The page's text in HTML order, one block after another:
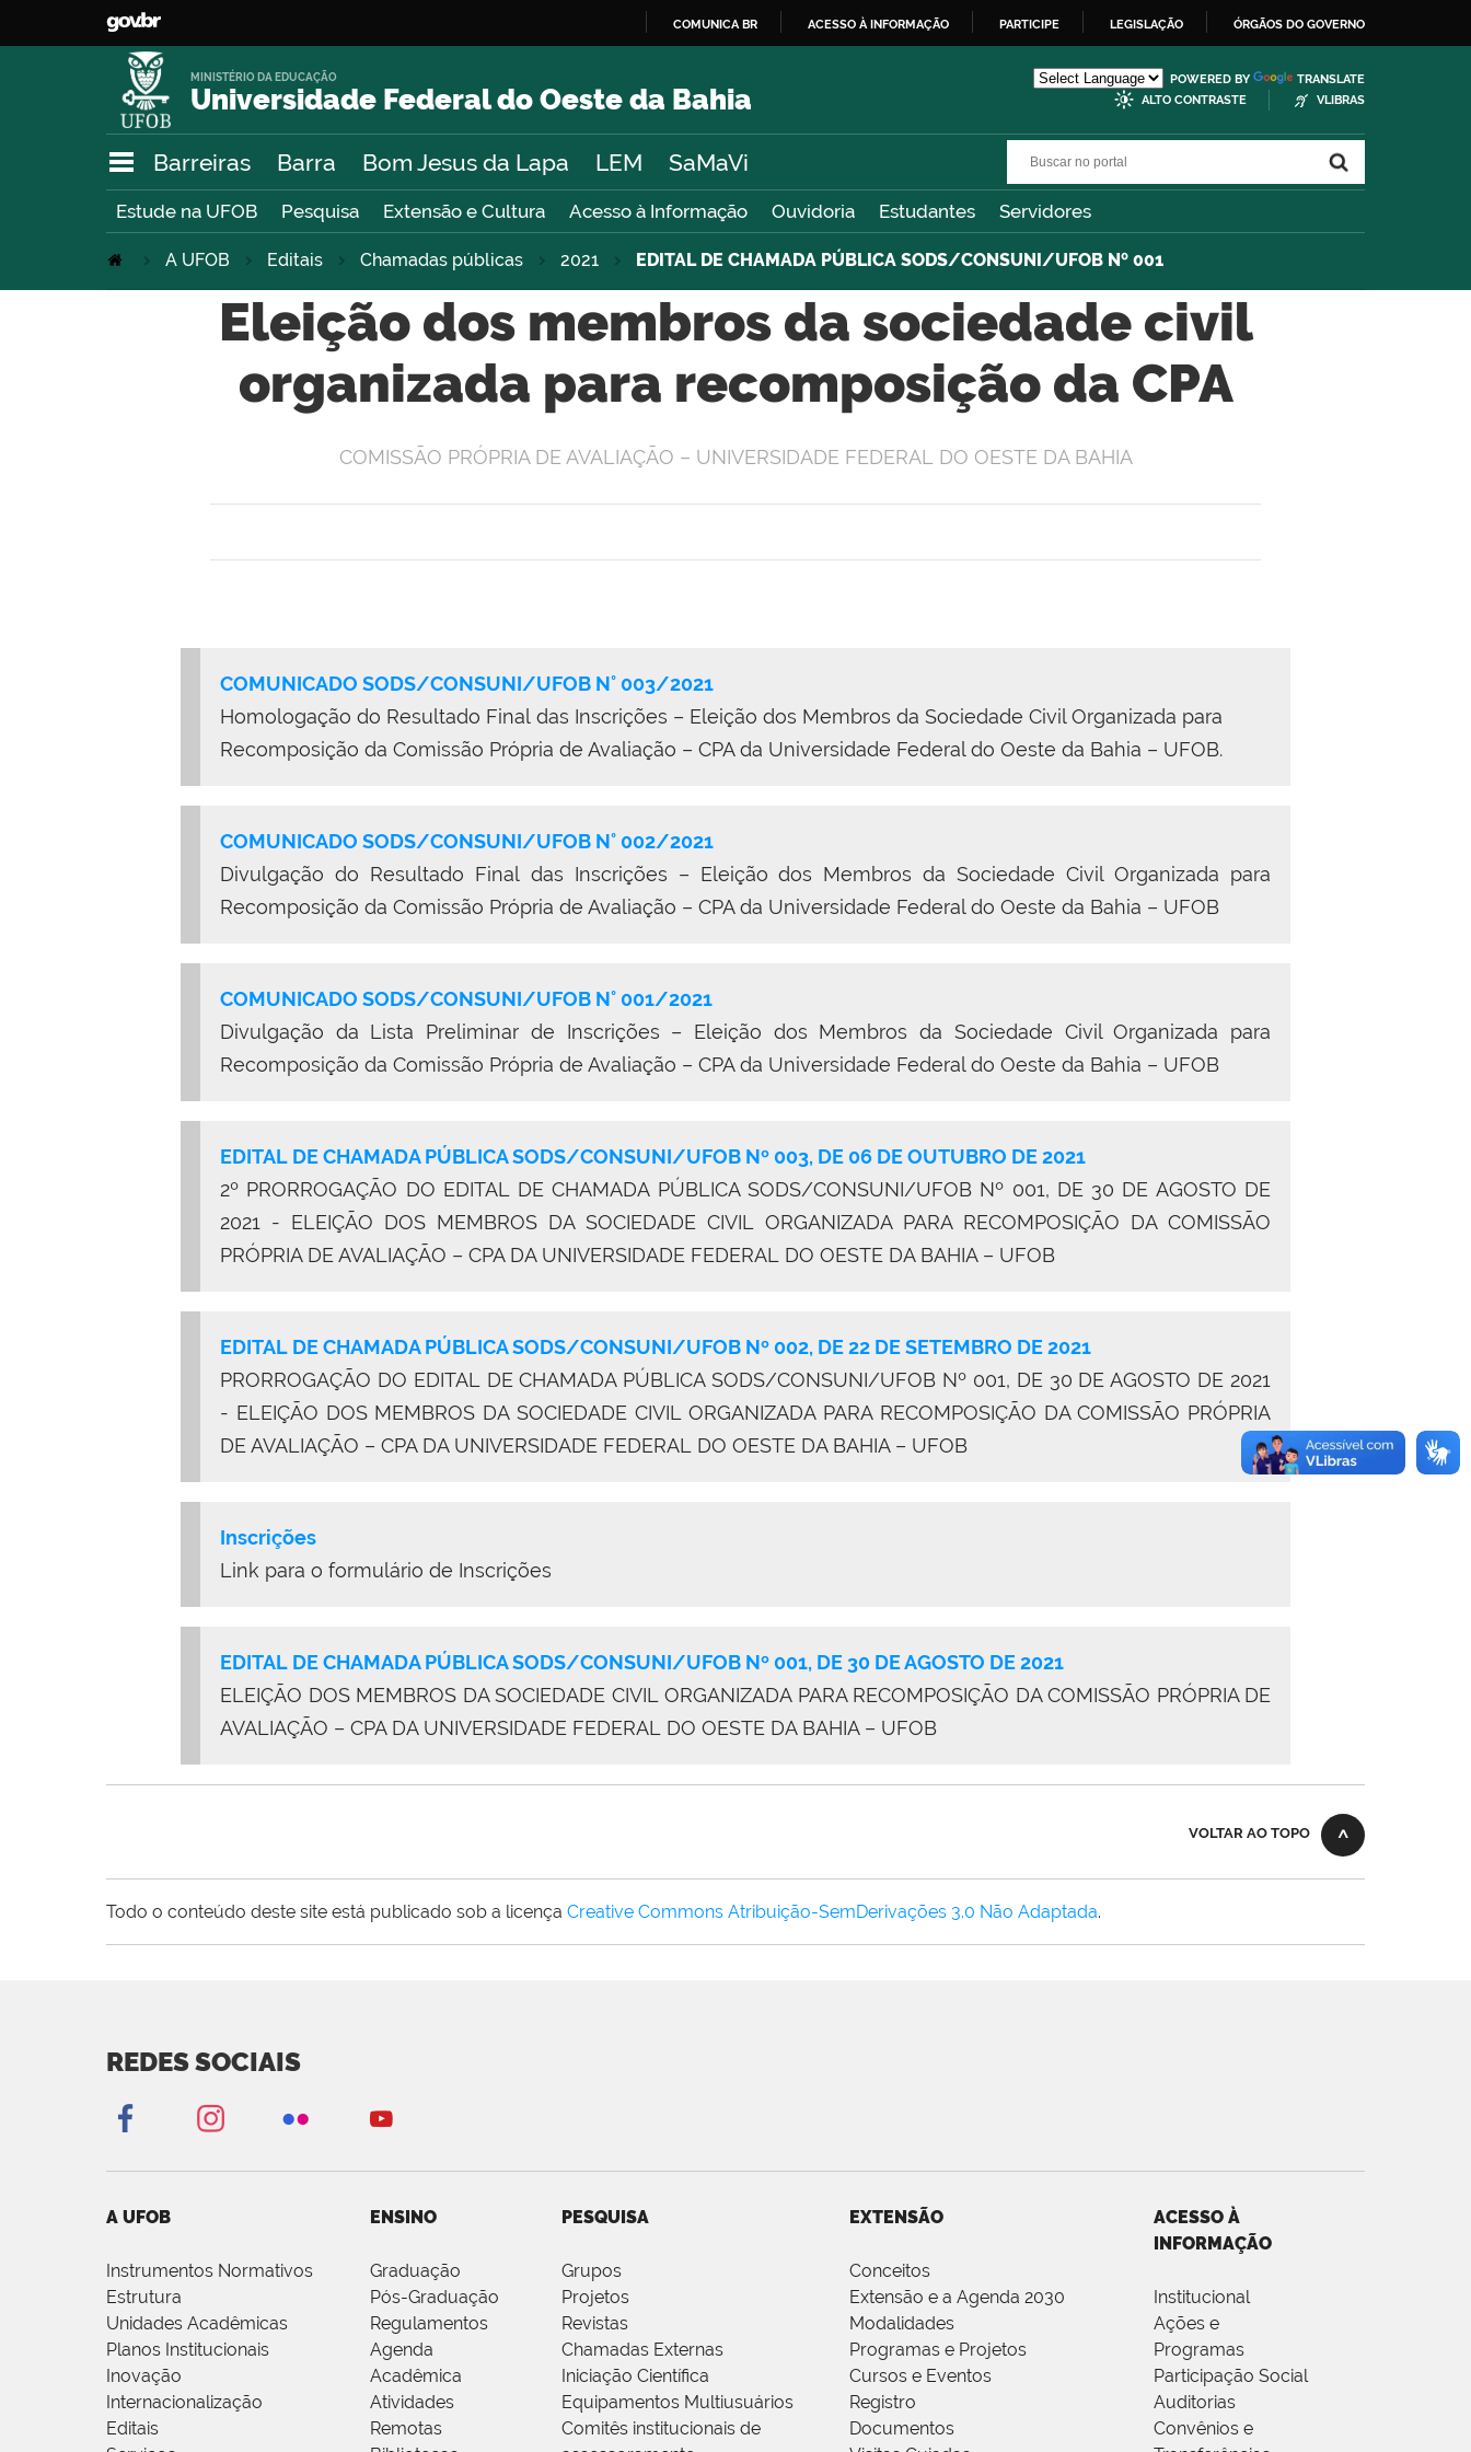
O
COMUNICA BR ACESSO À INFORMAÇÃO PARTICIPE LEGISLAÇÃO ÓRGÃOS DO GOVERNO
Universidade Federal do Oeste da Bahia
MINISTÉRIO DA EDUCAÇÃO POWERED BY
TRANSLATE
ALTO CONTRASTE
VLIBRAS
Barreiras Barra Bom Jesus da Lapa LEM SaMaVi
Estude na UFOB Pesquisa Extensão e Cultura Acesso à Informação Ouvidoria Estudantes Servidores
A UFOB Editais Chamadas públicas 2021 EDITAL DE CHAMADA PÚBLICA SODS/CONSUNI/UFOB Nº 001
Eleição dos membros da sociedade civil
organizada para recomposição da CPA
COMISSÃO PRÓPRIA DE AVALIAÇÃO – UNIVERSIDADE FEDERAL DO OESTE DA BAHIA
COMUNICADO SODS/CONSUNI/UFOB N° 003/2021
Homologação do Resultado Final das Inscrições – Eleição dos Membros da Sociedade Civil Organizada para
Recomposição da Comissão Própria de Avaliação – CPA da Universidade Federal do Oeste da Bahia – UFOB.
COMUNICADO SODS/CONSUNI/UFOB N° 002/2021
Divulgação do Resultado Final das Inscrições – Eleição dos Membros da Sociedade Civil Organizada para
Recomposição da Comissão Própria de Avaliação – CPA da Universidade Federal do Oeste da Bahia – UFOB
COMUNICADO SODS/CONSUNI/UFOB N° 001/2021
Divulgação da Lista Preliminar de Inscrições – Eleição dos Membros da Sociedade Civil Organizada para
Recomposição da Comissão Própria de Avaliação – CPA da Universidade Federal do Oeste da Bahia – UFOB
EDITAL DE CHAMADA PÚBLICA SODS/CONSUNI/UFOB Nº 003, DE 06 DE OUTUBRO DE 2021
2º PRORROGAÇÃO DO EDITAL DE CHAMADA PÚBLICA SODS/CONSUNI/UFOB Nº 001, DE 30 DE AGOSTO DE
2021 - ELEIÇÃO DOS MEMBROS DA SOCIEDADE CIVIL ORGANIZADA PARA RECOMPOSIÇÃO DA COMISSÃO
PRÓPRIA DE AVALIAÇÃO – CPA DA UNIVERSIDADE FEDERAL DO OESTE DA BAHIA – UFOB
EDITAL DE CHAMADA PÚBLICA SODS/CONSUNI/UFOB Nº 002, DE 22 DE SETEMBRO DE 2021
PRORROGAÇÃO DO EDITAL DE CHAMADA PÚBLICA SODS/CONSUNI/UFOB Nº 001, DE 30 DE AGOSTO DE 2021
- ELEIÇÃO DOS MEMBROS DA SOCIEDADE CIVIL ORGANIZADA PARA RECOMPOSIÇÃO DA COMISSÃO PRÓPRIA
DE AVALIAÇÃO – CPA DA UNIVERSIDADE FEDERAL DO OESTE DA BAHIA – UFOB
Inscrições
Link para o formulário de Inscrições
EDITAL DE CHAMADA PÚBLICA SODS/CONSUNI/UFOB Nº 001, DE 30 DE AGOSTO DE 2021
ELEIÇÃO DOS MEMBROS DA SOCIEDADE CIVIL ORGANIZADA PARA RECOMPOSIÇÃO DA COMISSÃO PRÓPRIA DE
AVALIAÇÃO – CPA DA UNIVERSIDADE FEDERAL DO OESTE DA BAHIA – UFOB
VOLTAR AO TOPO
Todo o conteúdo deste site está publicado sob a licença Creative Commons Atribuição-SemDerivações 3.0 Não Adaptada.
REDES SOCIAIS
A UFOB
Instrumentos Normativos
Estrutura
Unidades Acadêmicas
Planos Institucionais
Inovação
Internacionalização
Editais
ENSINO
Graduação
Pós-Graduação
Regulamentos
Agenda
Acadêmica
Atividades
Remotas
PESQUISA
Grupos
Projetos
Revistas
Chamadas Externas
Iniciação Científica
Equipamentos Multiusuários
Comitês institucionais de
EXTENSÃO
Conceitos
Extensão e a Agenda 2030
Modalidades
Programas e Projetos
Cursos e Eventos
Registro
Documentos
ACESSO À
INFORMAÇÃO
Institucional
Ações e
Programas
Participação Social
Auditorias
Convênios e